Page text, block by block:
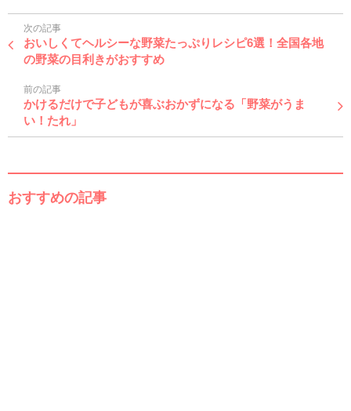
次の記事
おいしくてヘルシーな野菜たっぷりレシピ6選！全国各地
の野菜の目利きがおすすめ
前の記事
かけるだけで子どもが喜ぶおかずになる「野菜がうま
い！たれ」
おすすめの記事